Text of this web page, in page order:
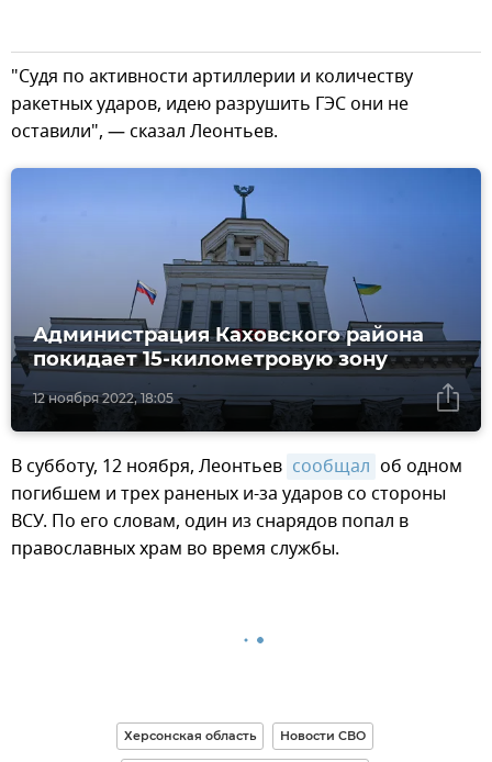
"Судя по активности артиллерии и количеству
ракетных ударов, идею разрушить ГЭС они не
оставили", — сказал Леонтьев.
12 ноября 2022, 18:05
Администрация Каховского района
покидает 15-километровую зону
В субботу, 12 ноября, Леонтьев сообщал об одном
погибшем и трех раненых и-за ударов со стороны
ВСУ. По его словам, один из снарядов попал в
православных храм во время службы.
Херсонская область Новости СВО